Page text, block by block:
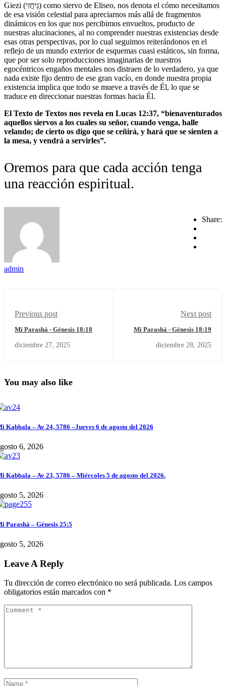
Giezi (גֵּיחֲזִי) como siervo de Eliseo, nos denota el cómo necesitamos
de esa visión celestial para apreciarnos más allá de fragmentos
dinámicos en los que nos percibimos envueltos, producto de
nuestras alucinaciones, al no comprender nuestras existencias desde
esas otras perspectivas, por lo cual seguimos reiterándonos en el
reflejo de un mundo exterior de esquemas cuasi estáticos, sin forma,
que por ser solo reproducciones imaginarias de nuestros
egocéntricos engaños mentales nos distraen de lo verdadero, ya que
nada existe fijo dentro de ese gran vacío, en donde nuestra propia
existencia implica que todo se mueve a través de Él, lo que se
traduce en direccionar nuestras formas hacia Él.
El Texto de Textos nos revela en Lucas 12:37, “bienaventurados
aquellos siervos a los cuales su señor, cuando venga, halle
velando; de cierto os digo que se ceñirá, y hará que se sienten a
la mesa, y vendrá a servirles”.
Oremos para que cada acción tenga
una reacción espiritual.
Share:
admin
Previous post
Mi Parashá - Génesis 18:18
diciembre 27, 2025
Next post
Mi Parashà - Génesis 18:19
diciembre 28, 2025
You may also like
Kabbala – Av 24, 5786 –Jueves 6 de agosto del 2026
6, 2026
Kabbala – Av 23, 5786 – Miércoles 5 de agosto del 2026.
5, 2026
Parashà – Génesis 25:5
5, 2026
Leave A Reply
Tu dirección de correo electrónico no será publicada. Los campos
obligatorios están marcados con *